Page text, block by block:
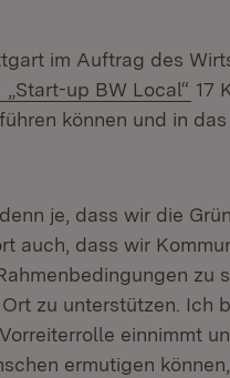
im Auftrag des
Extern:
„Start-up BW Local“ 17
können und in das
je, dass wir die
auch, dass wir
zu
zu unterstützen. Ich
einnimmt
Fenster)
ermutigen